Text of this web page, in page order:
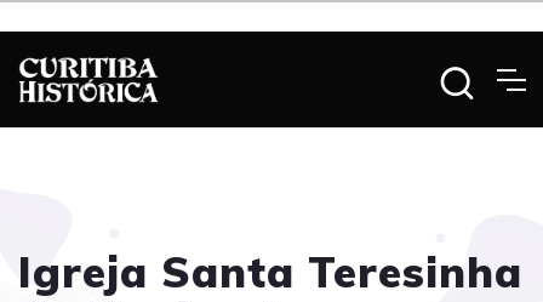
Igreja Santa Teresinha